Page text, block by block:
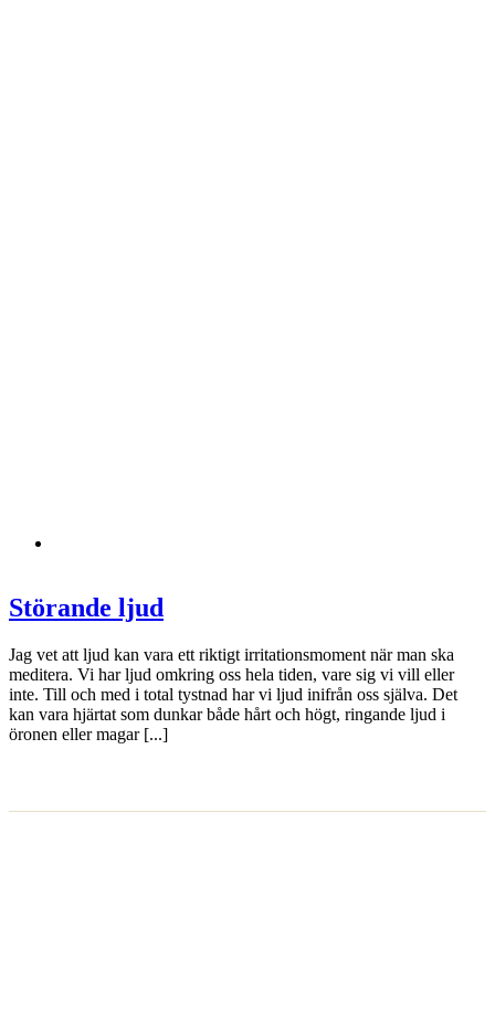
Störande ljud
Jag vet att ljud kan vara ett riktigt irritationsmoment när man ska
meditera. Vi har ljud omkring oss hela tiden, vare sig vi vill eller
inte. Till och med i total tystnad har vi ljud inifrån oss själva. Det
kan vara hjärtat som dunkar både hårt och högt, ringande ljud i
öronen eller magar [...]